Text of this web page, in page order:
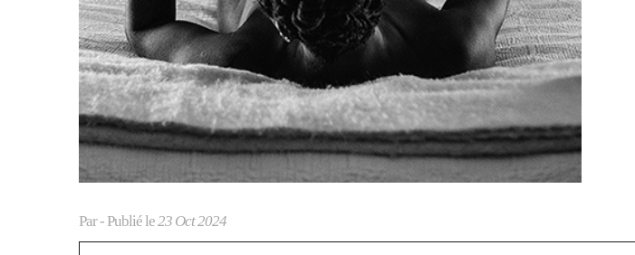
Par- Publié le23 Oct 2024